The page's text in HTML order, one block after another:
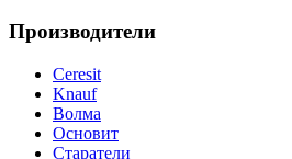
Производители
Ceresit
Knauf
Волма
Основит
Старатели